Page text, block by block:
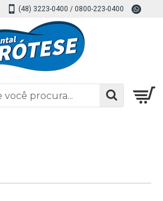
(48) 3223-0400 / 0800-223-0400